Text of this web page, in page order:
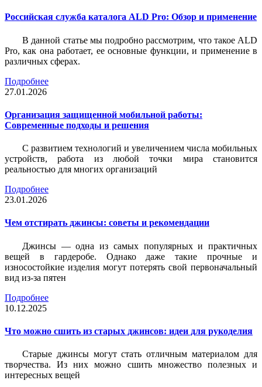
Российская служба каталога ALD Pro: Обзор и применение
В данной статье мы подробно рассмотрим, что такое ALD
Pro, как она работает, ее основные функции, и применение в
различных сферах.
Подробнее
27.01.2026
Организация защищенной мобильной работы:
Современные подходы и решения
С развитием технологий и увеличением числа мобильных
устройств, работа из любой точки мира становится
реальностью для многих организаций
Подробнее
23.01.2026
Чем отстирать джинсы: советы и рекомендации
Джинсы — одна из самых популярных и практичных
вещей в гардеробе. Однако даже такие прочные и
износостойкие изделия могут потерять свой первоначальный
вид из-за пятен
Подробнее
10.12.2025
Что можно сшить из старых джинсов: идеи для рукоделия
Старые джинсы могут стать отличным материалом для
творчества. Из них можно сшить множество полезных и
интересных вещей